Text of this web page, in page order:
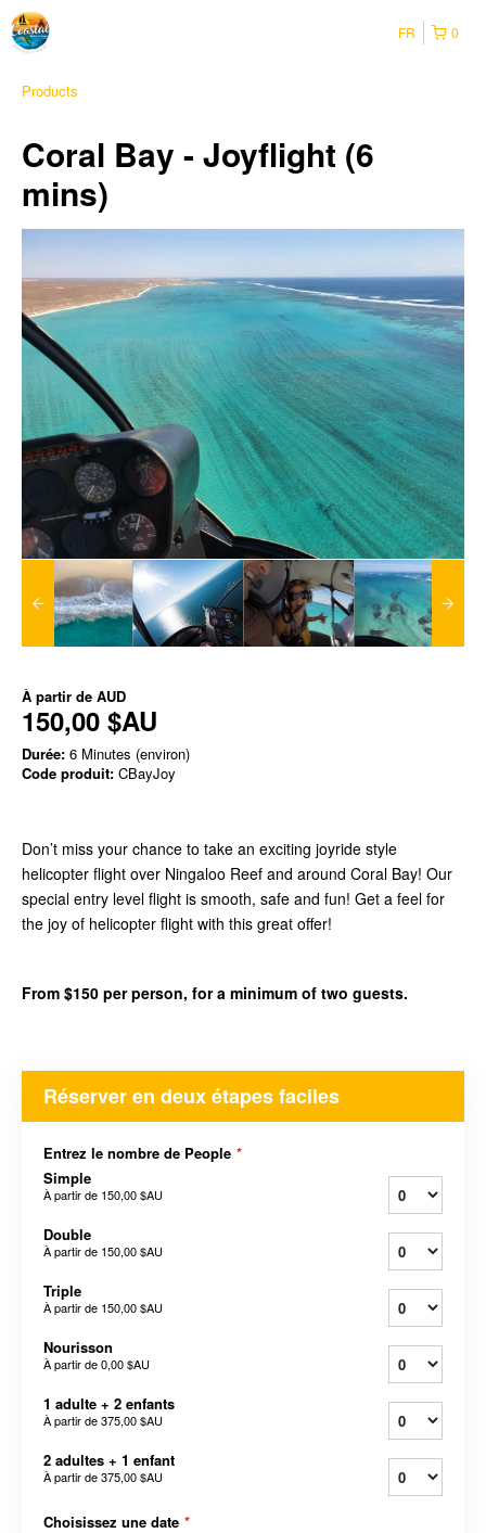
0
FR
Products
Coral Bay - Joyflight (6
mins)
À partir de AUD
150,00 $AU
Durée: 6 Minutes (environ)
Code produit: CBayJoy
Don’t miss your chance to take an exciting joyride style
helicopter flight over Ningaloo Reef and around Coral Bay! Our
special entry level flight is smooth, safe and fun! Get a feel for
the joy of helicopter flight with this great offer!
From $150 per person, for a minimum of two guests.
Réserver en deux étapes faciles
Entrez le nombre de People *
Simple
À partir de 150,00 $AU
Double
À partir de 150,00 $AU
Triple
À partir de 150,00 $AU
Nourisson
À partir de0,00 $AU
1 adulte + 2 enfants
À partir de375,00 $AU
2 adultes + 1 enfant
À partir de375,00 $AU
Choisissez une date *